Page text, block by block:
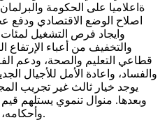
ةاعلاميا على الحكومة
اصلاح الوضع الاقتصادي ودفع
وايجاد فرص التشغيل
والتخفيف من أعباء الإرتفاع
قطاعي التعليم والصحة، ودعم
والفساد، واعادة الأمل للأجيال
يوجد خيار ثالث غير تجريب
وبعدها. منوال تنموي يستلهم قيم
وأحكامه، ويزاوج بينها وبين حضارة العصر.